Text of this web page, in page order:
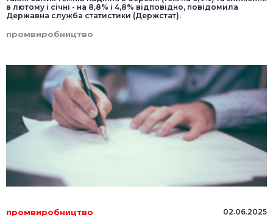
в лютому і січні - на 8,8% і 4,8% відповідно, повідомила
Державна служба статистики (Держстат).
промвиробництво
промвиробництво 02.06.2025